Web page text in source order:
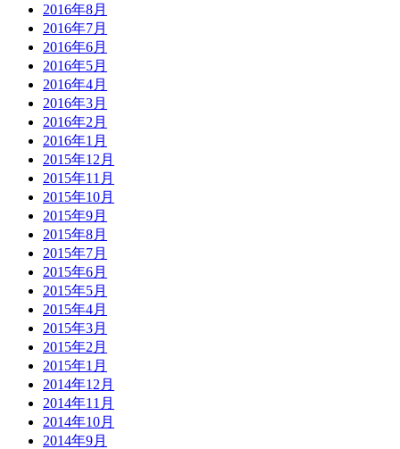
2016年8月
2016年7月
2016年6月
2016年5月
2016年4月
2016年3月
2016年2月
2016年1月
2015年12月
2015年11月
2015年10月
2015年9月
2015年8月
2015年7月
2015年6月
2015年5月
2015年4月
2015年3月
2015年2月
2015年1月
2014年12月
2014年11月
2014年10月
2014年9月